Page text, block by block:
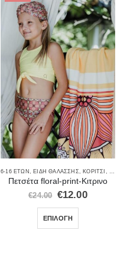
6-16 ΕΤΏΝ ΕΊΔΗ ΘΑΛΆΣΣΗΣ ΚΟΡΊΤΣΙ
Πετσέτα floral-print-Κιτρινο
€24.00 €12.00
ΕΠΙΛΟΓΉ